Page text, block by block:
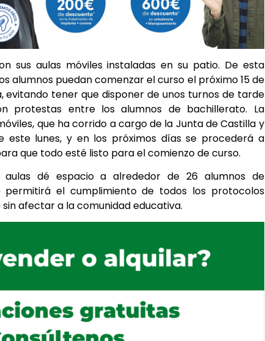
sus aulas móviles instaladas en su patio. De esta
alumnos puedan comenzar el curso el próximo 15 de
tener que disponer de unos turnos de tarde
protestas entre los alumnos de bachillerato. La
que ha corrido a cargo de la Junta de Castilla y
este lunes, y en los próximos días se procederá a
que todo esté listo para el comienzo de curso.
dé espacio a alrededor de 26 alumnos de
el cumplimiento de todos los protocolos
afectar a la comunidad educativa.